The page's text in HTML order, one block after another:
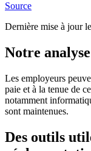
Source
Dernière mise à jour le
Notre
Les employeurs
paie et à la tenue de
notamment
sont maintenues.
Des outils